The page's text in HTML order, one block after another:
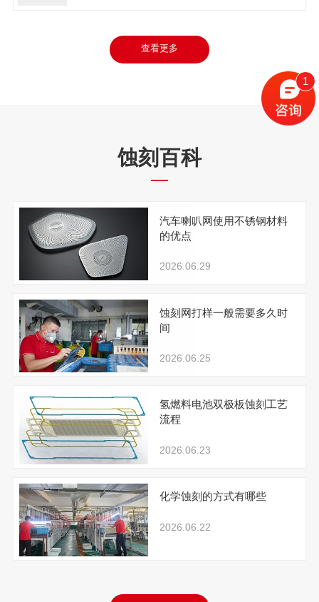
查看更多
蚀刻百科
汽车喇叭网使用不锈钢材料
的优点
2026.06.29
蚀刻网打样一般需要多久时
间
2026.06.25
氢燃料电池双极板蚀刻工艺
流程
2026.06.23
化学蚀刻的方式有哪些
2026.06.22
1